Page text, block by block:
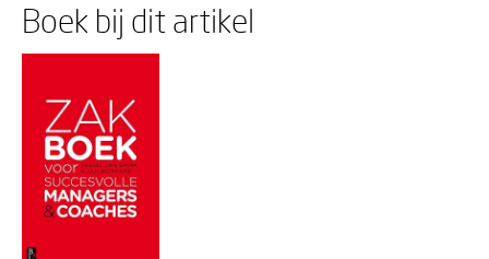
Boek bij dit artikel